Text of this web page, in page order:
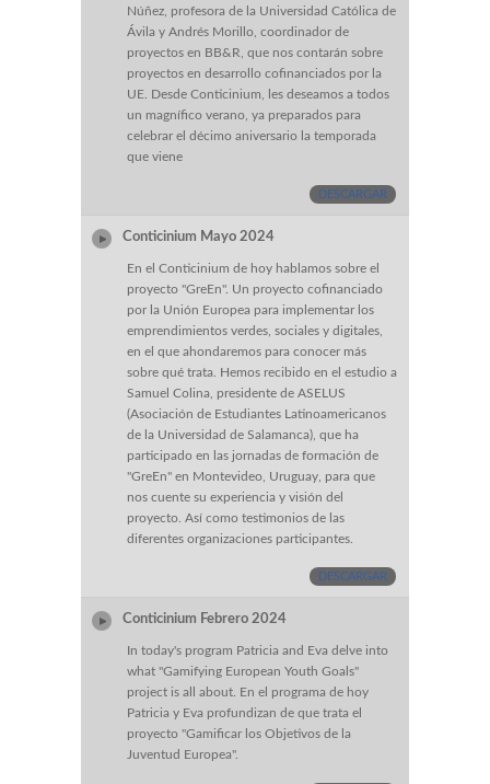
Núñez, profesora de la Universidad Católica de
Ávila y Andrés Morillo, coordinador de
proyectos en BB&R, que nos contarán sobre
proyectos en desarrollo cofinanciados por la
UE. Desde Conticinium, les deseamos a todos
un magnífico verano, ya preparados para
celebrar el décimo aniversario la temporada
que viene
DESCARGAR
Conticinium Mayo 2024
En el Conticinium de hoy hablamos sobre el
proyecto "GreEn". Un proyecto cofinanciado
por la Unión Europea para implementar los
emprendimientos verdes, sociales y digitales,
en el que ahondaremos para conocer más
sobre qué trata. Hemos recibido en el estudio a
Samuel Colina, presidente de ASELUS
(Asociación de Estudiantes Latinoamericanos
de la Universidad de Salamanca), que ha
participado en las jornadas de formación de
"GreEn" en Montevideo, Uruguay, para que
nos cuente su experiencia y visión del
proyecto. Así como testimonios de las
diferentes organizaciones participantes.
DESCARGAR
Conticinium Febrero 2024
In today's program Patricia and Eva delve into
what "Gamifying European Youth Goals"
project is all about. En el programa de hoy
Patricia y Eva profundizan de que trata el
proyecto "Gamificar los Objetivos de la
Juventud Europea".